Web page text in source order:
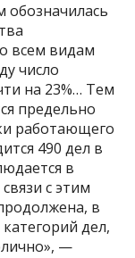
обозначилась
всем видам
число
на 23%… Тем
предельно
работающего
490 дел в
в
с этим
в
дел,
—